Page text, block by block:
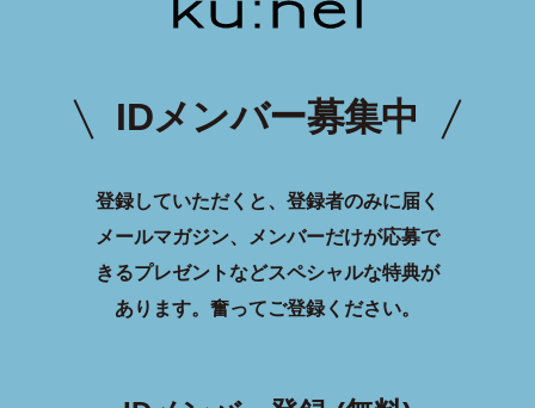
IDメンバー募集中
登録していただくと、登録者のみに届く
メールマガジン、メンバーだけが応募で
きるプレゼントなどスペシャルな特典が
あります。 奮ってご登録ください。